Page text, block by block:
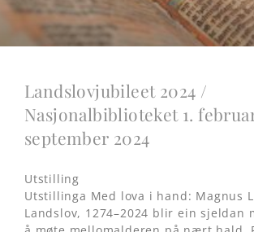
Landslovjubileet 2024 /
Nasjonalbiblioteket 1.
september 2024
Utstilling
Utstillinga Med lova i hand: Magnus
Landslov, 1274–2024 blir ein sjeldan